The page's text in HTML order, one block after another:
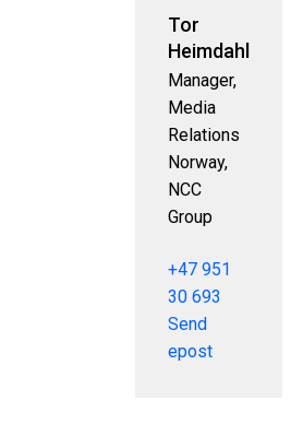
Tor
Heimdahl
Manager,
Media
Relations
Norway,
NCC
Group
+47 951
30 693
Send
epost